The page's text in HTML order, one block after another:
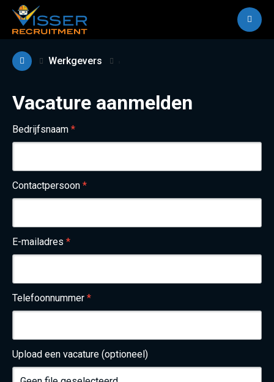
Werkgevers
Vacature aanmelden
Bedrijfsnaam *
Contactpersoon *
E-mailadres *
Telefoonnummer *
Upload een vacature (optioneel)